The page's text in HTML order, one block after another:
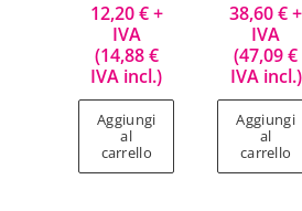
12,20€+
IVA
(14,88€
IVA incl.)
Aggiungi
al
carrello
38,60€+
IVA
(47,09€
IVA incl.)
Aggiungi
al
carrello